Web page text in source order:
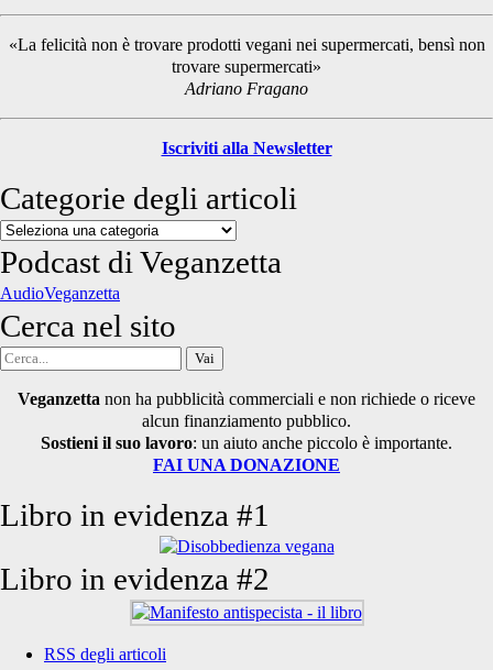
Sidebar
«La felicità non è trovare prodotti vegani nei supermercati, bensì non
trovare supermercati»
Adriano Fragano
Iscriviti alla Newsletter
Categorie degli articoli
Categorie
degli
articoli
Podcast di Veganzetta
AudioVeganzetta
Cerca nel sito
Cerca
Veganzetta non ha pubblicità commerciali e non richiede o riceve
alcun finanziamento pubblico.
Sostieni il suo lavoro: un aiuto anche piccolo è importante.
FAI UNA DONAZIONE
Libro in evidenza #1
Libro in evidenza #2
RSS degli articoli